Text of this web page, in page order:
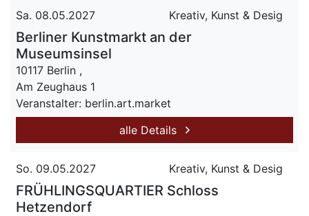
Sa. 08.05.2027 Kreativ, Kunst & Desig
Berliner Kunstmarkt an der
Museumsinsel
10117 Berlin ,
Am Zeughaus 1
Veranstalter: berlin.art.market
alle Details
So. 09.05.2027 Kreativ, Kunst & Desig
FRÜHLINGSQUARTIER Schloss
Hetzendorf